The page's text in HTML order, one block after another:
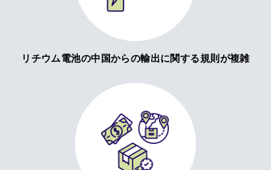
リチウム電池の中国からの輸出に関する規則が複雑